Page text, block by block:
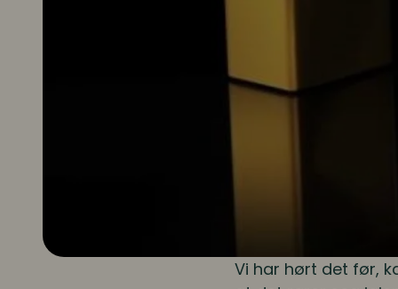
Vi har hørt det før,